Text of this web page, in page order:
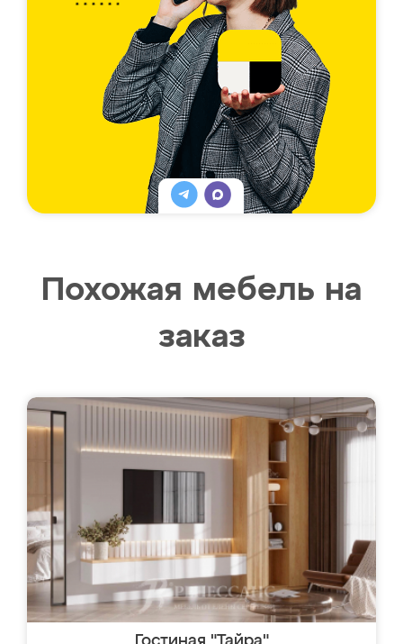
Похожая мебель на
заказ